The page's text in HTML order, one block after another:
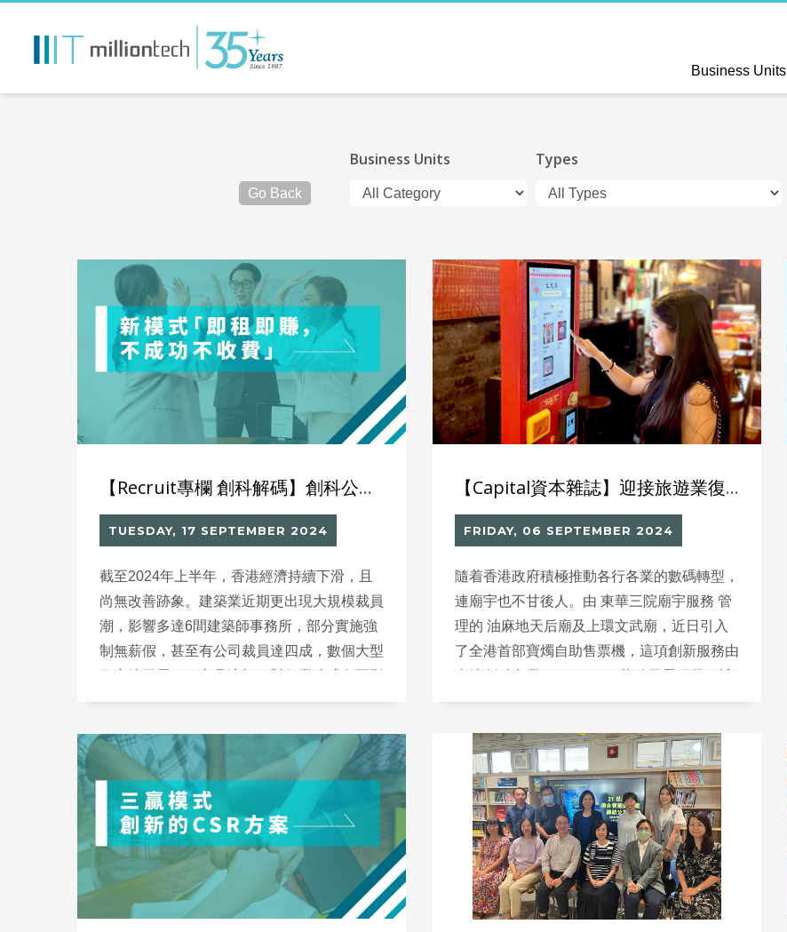
Business Units
Go Back
Business Units Types
【Recruit專欄 創科解碼】創科公司也可以「不成功不收費」？
TUESDAY, 17 SEPTEMBER 2024
截至2024年上半年，香港經濟持續下滑，且
尚無改善跡象。建築業近期更出現大規模裁員
潮，影響多達6間建築師事務所，部分實施強
制無薪假，甚至有公司裁員達四成，數個大型
響。創科公司也可以「不成功不收費」？
【Capital資本雜誌】迎接旅遊業復甦 廟宇進行傳統與科技結合
FRIDAY, 06 SEPTEMBER 2024
隨着香港政府積極推動各行各業的數碼轉型，
連廟宇也不甘後人。由 東華三院廟宇服務 管
理的 油麻地天后廟及上環文武廟，近日引入
了全港首部寶燭自助售票機，這項創新服務由
在為善信提供更便捷的參神購物體驗，並受到